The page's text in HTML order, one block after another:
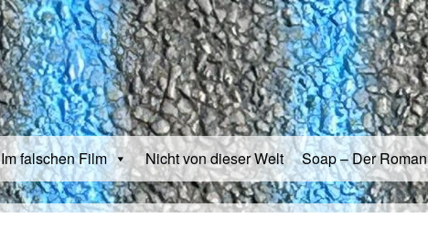
Im falschen Film Nicht von dieser Welt Soap – Der Roman